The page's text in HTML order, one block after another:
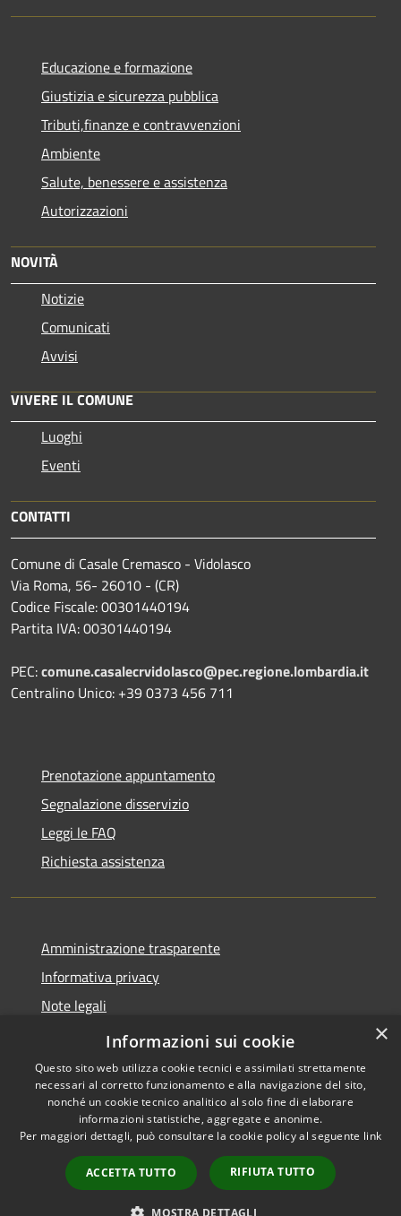
Educazione e formazione
Giustizia e sicurezza pubblica
Tributi,finanze e contravvenzioni
Ambiente
Salute, benessere e assistenza
Autorizzazioni
NOVITÀ
Notizie
Comunicati
Avvisi
VIVERE IL COMUNE
Luoghi
Eventi
CONTATTI
Comune di Casale Cremasco - Vidolasco
Via Roma, 56- 26010 - (CR)
Codice Fiscale: 00301440194
Partita IVA: 00301440194
PEC:comune.casalecrvidolasco@pec.regione.lombardia.it
Centralino Unico: +39 0373 456 711
Prenotazione appuntamento
Segnalazione disservizio
Leggi le FAQ
Richiesta assistenza
Amministrazione trasparente
Informativa privacy
Note legali
Dichiarazione di accessibilità
Accessibilità
Copyright © 2026 • Comune di
Casale Cremasco-Vidolasco •
Powered byMunicipium
Accesso redazione
×
Informazioni sui cookie
Questo sito web utilizza cookie tecnici e assimilati strettamente
necessari al corretto funzionamento e alla navigazione del sito,
nonché un cookie tecnico analitico al solo fine di elaborare
informazioni statistiche, aggregate e anonime.
Per maggiori dettagli, può consultare la cookie policy al seguente link
ACCETTA TUTTO RIFIUTA TUTTO
MOSTRA DETTAGLI